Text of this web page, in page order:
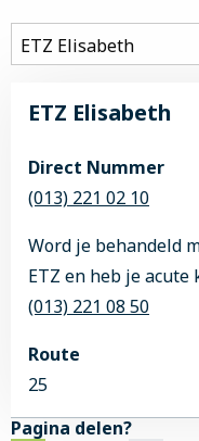
ETZ Elisabeth
Direct Nummer
(013) 221 02 10
Word je behandeld
ETZ en heb je acute
(013) 221 08 50
Route
25
Pagina delen?